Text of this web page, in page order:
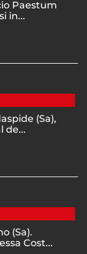
Paestum
in...
(Sa),
de...
(Sa).
Cost...